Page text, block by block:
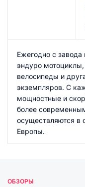
Ежегодно с
эндуро
велосипеды и
экземпляров. С
мощностные и
более
осуществляются в
Европы.
ОБЗОРЫ